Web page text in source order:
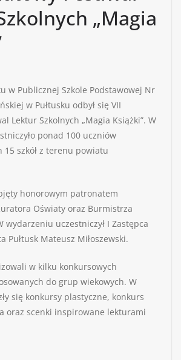
„Magia
w Publicznej Szkole Podstawowej Nr
w Pułtusku odbył się VII
Lektur Szkolnych „Magia Książki”. W
ponad 100 uczniów
szkół z terenu powiatu
honorowym patronatem
Oświaty oraz Burmistrza
wydarzeniu uczestniczył I Zastępca
Pułtusk Mateusz Miłoszewski.
w kilku konkursowych
do grup wiekowych. W
się konkursy plastyczne, konkurs
oraz scenki inspirowane lekturami